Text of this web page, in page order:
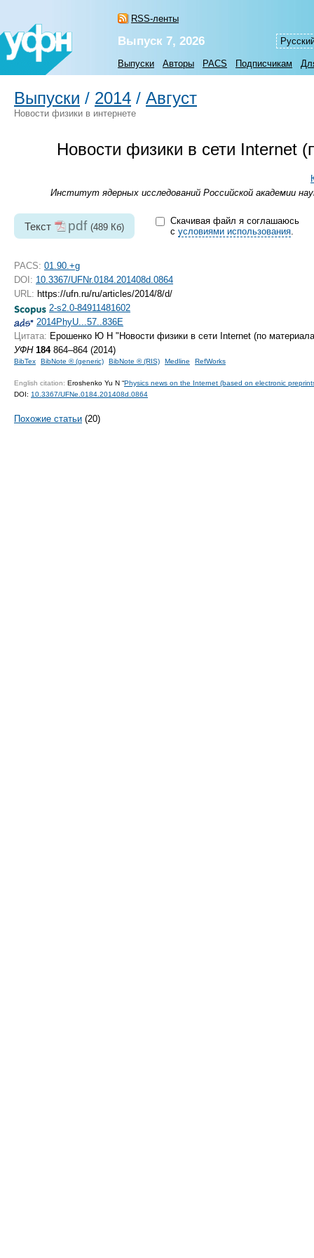
RSS-ленты
Выпуск 7, 2026
Выпуски Авторы PACS Подписчикам
Выпуски / 2014 / Август
Новости физики в интернете
Новости физики в сети Internet
Институт ядерных исследований Российской академии
Текст pdf (489 Кб)
Скачивая файл я соглашаюсь
с условиями использования.
PACS: 01.90.+g
DOI: 10.3367/UFNr.0184.201408d.0864
URL: https://ufn.ru/ru/articles/2014/8/d/
2-s2.0-84911481602
2014PhyU...57..836E
Цитата: Ерошенко Ю Н "Новости физики в сети Internet (по
УФН 184864–864 (2014)
BibTex BibNote ® (generic) BibNote ® (RIS) Medline RefWorks
English citation: Eroshenko Yu N “Physics news on the Internet (based on electronic
DOI: 10.3367/UFNe.0184.201408d.0864
Похожие статьи (20)